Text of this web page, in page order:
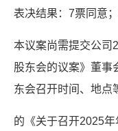
表决结果：7票同意
本议案尚需提交公司
股东会的议案》董事
东会召开时间、地点
的《关于召开2025年